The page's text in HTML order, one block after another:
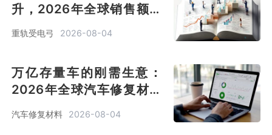
升，2026年全球销售额达
5.1亿美元，设备更新周期蓄
势待发[图]
重轨受电弓 2026-08-04
万亿存量车的刚需生意：
2026年全球汽车修复材料
销售额37.8亿美元[图]
汽车修复材料 2026-08-04